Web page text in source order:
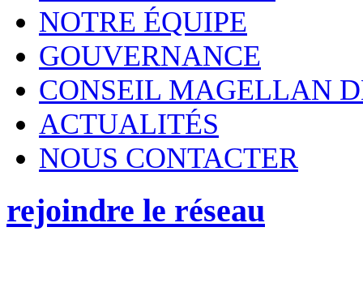
NOTRE ÉQUIPE
GOUVERNANCE
CONSEIL MAGELLAN
ACTUALITÉS
NOUS CONTACTER
rejoindre le réseau